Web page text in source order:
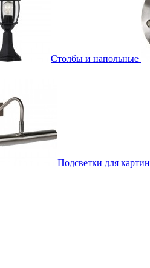
Столбы и напольные
Подсветки для картин